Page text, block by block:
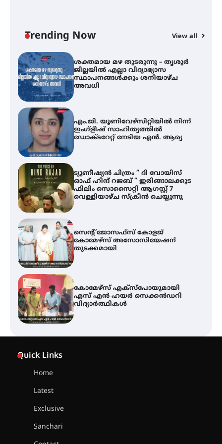
Trending Now View all
അവധി
എം.ജി. യൂണിവേഴ്‌സിറ്റിയിൽ നിന്ന്
ഇംഗ്ളീഷ് സാഹിത്യത്തിൽ
ഡോക്ടറേറ്റ് നേടിയ എൻ. ആര്യ
ട്യുണീഷ്യൻ ചിത്രം ” ദി വോയിസ്
ഓഫ് ഹിന്ദ് റജബ് ” ഇരിങ്ങാലക്കുട
ഫിലിം സൊസൈറ്റി ആഗസ്റ്റ് 7
വെള്ളിയാഴ്ച സ്‌ക്രീൻ ചെയ്യുന്നു
സെന്റ് ജോസഫ്സ് കോളജ്
കോമേഴ്‌സ് അസോസിയേഷന്
തുടക്കമായി
കോമേഴ്സ് എക്സ്പോയുമായി
എസ് എൻ ഹയർ സെക്കൻഡറി
വിദ്യാർത്ഥികൾ
ശക്തമായ കാറ്റിന് സാധ്യത –
ആഗസ്റ്റ് 12 വരെ മഴ തുടരും,
തൃശൂർ ജില്ലയിൽ മഞ്ഞ അലർട്ട്
Quick Links
Home
Latest
Exclusive
Sanchari